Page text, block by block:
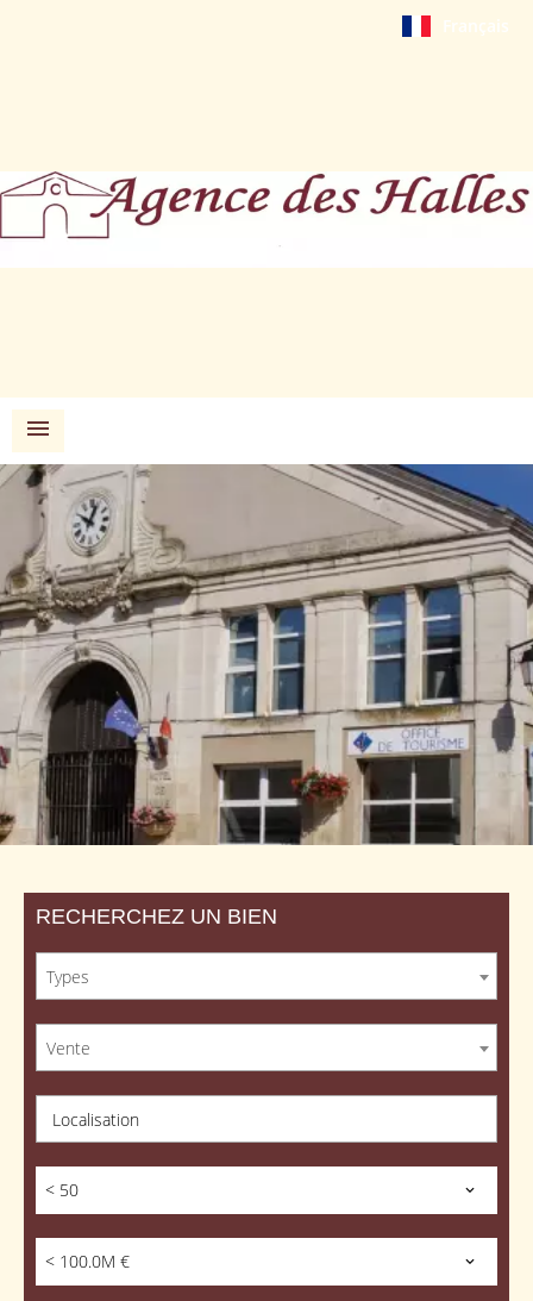
Français
RECHERCHEZ UN BIEN
Types
Vente
Localisation
< 50
< 100.0M €